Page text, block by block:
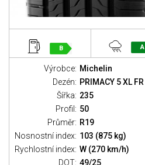
B A
Výrobce: Michelin
Dezén: PRIMACY 5 XL FR
Šířka: 235
Profil: 50
Průměr: R19
Nosnostní index: 103 (875 kg)
Rychlostní index: W (270 km/h)
DOT: 49/25